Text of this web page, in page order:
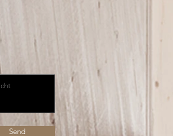
Send